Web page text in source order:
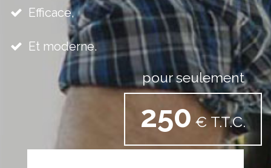
Efficace,
Et moderne.
pour seulement
250 € T.T.C.